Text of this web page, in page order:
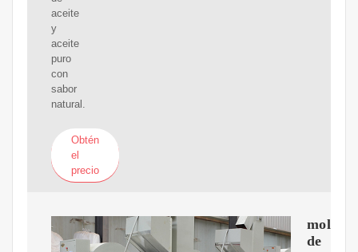
aceite
y
aceite
puro
con
sabor
natural.
Obtén
el
precio
molino
de